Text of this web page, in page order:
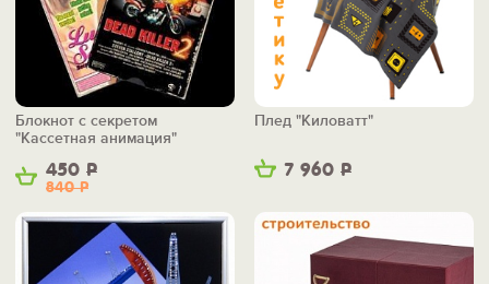
450 Р
840Р
Блокнот с секретом
"Кассетная анимация"
7 960 Р
Плед "Киловатт"